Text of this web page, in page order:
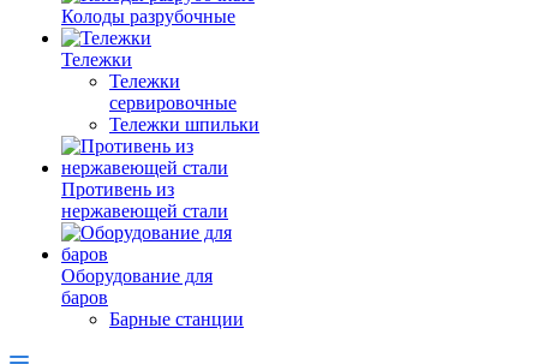
Колоды разрубочные
Тележки
Тележки
сервировочные
Тележки шпильки
Противень из
нержавеющей стали
Оборудование для
баров
Барные станции